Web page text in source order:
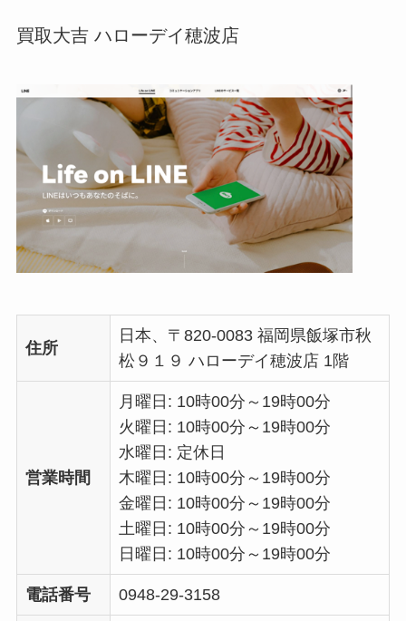
買取大吉 ハローデイ穂波店
住所
日本、〒820-0083 福岡県飯塚市秋
松９１９ ハローデイ穂波店 1階
営業時間
月曜日: 10時00分～19時00分
火曜日: 10時00分～19時00分
水曜日: 定休日
木曜日: 10時00分～19時00分
金曜日: 10時00分～19時00分
土曜日: 10時00分～19時00分
日曜日: 10時00分～19時00分
電話番号 0948-29-3158